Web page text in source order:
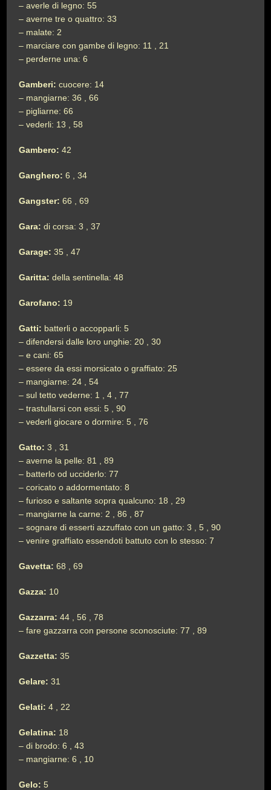
– averle di legno: 55
– averne tre o quattro: 33
– malate: 2
– marciare con gambe di legno: 11 , 21
– perderne una: 6
Gamberi: cuocere: 14
– mangiarne: 36 , 66
– pigliarne: 66
– vederli: 13 , 58
Gambero: 42
Ganghero: 6 , 34
Gangster: 66 , 69
Gara: di corsa: 3 , 37
Garage: 35 , 47
Garitta: della sentinella: 48
Garofano: 19
Gatti: batterli o accopparli: 5
– difendersi dalle loro unghie: 20 , 30
– e cani: 65
– essere da essi morsicato o graffiato: 25
– mangiarne: 24 , 54
– sul tetto vederne: 1 , 4 , 77
– trastullarsi con essi: 5 , 90
– vederli giocare o dormire: 5 , 76
Gatto: 3 , 31
– averne la pelle: 81 , 89
– batterlo od ucciderlo: 77
– coricato o addormentato: 8
– furioso e saltante sopra qualcuno: 18 , 29
– mangiarne la carne: 2 , 86 , 87
– sognare di esserti azzuffato con un gatto: 3 , 5 , 90
– venire graffiato essendoti battuto con lo stesso: 7
Gavetta: 68 , 69
Gazza: 10
Gazzarra: 44 , 56 , 78
– fare gazzarra con persone sconosciute: 77 , 89
Gazzetta: 35
Gelare: 31
Gelati: 4 , 22
Gelatina: 18
– di brodo: 6 , 43
– mangiarne: 6 , 10
Gelo:5